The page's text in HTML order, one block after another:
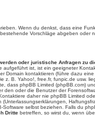
Wenn du denkst, dass eine
bestehende Vorschläge abgeben oder
oder juristische Anfragen zu
aufgeführt ist, ist ein geeigneter
Domain kontaktieren (führe dazu eine
z. B. Yahoo!, free.fr, funpic.de usw.
dass phpBB Limited (phpBB.com)
den oder die Benutzer der
daher nie phpBB Limited
(Unterlassungserklärungen,
selbst beziehen. Falls du
Dritte betreffen, so wirst du, wenn